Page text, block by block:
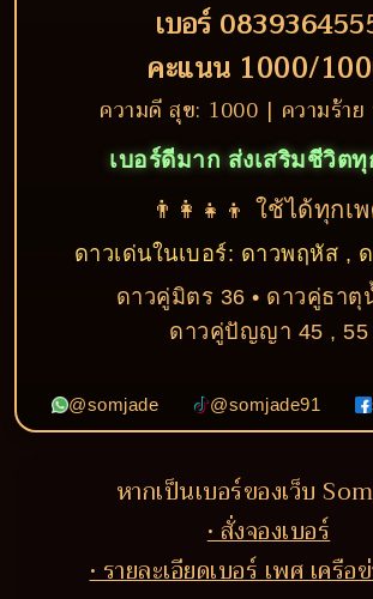
เบอร์
คะแนน 1000/
ความดี สุข: 1000 | ความร้า
เบอร์ดีมาก ส่งเสริมชีวิต
👨‍👩‍👧‍👦 ใช้ได้ทุกเ
ดาวเด่นในเบอร์: ดาวพฤหัส ,
ดาวคู่มิตร 36 • ดาวคู่ธาตุ
ดาวคู่ปัญญา 45 , 55
@somjade @somjade91
หากเป็นเบอร์ของเว็บ
• สั่งจองเบอร์
• รายละเอียดเบอร์ เพศ เครือ